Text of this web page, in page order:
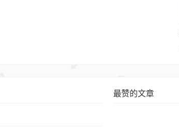
最赞的文章